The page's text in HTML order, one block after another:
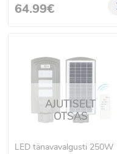
64.99€
AJUTISELT
OTSAS
LED tänavavalgusti 250W